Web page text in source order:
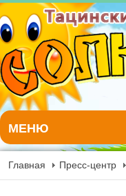
МЕНЮ
Главная Пресс-центр